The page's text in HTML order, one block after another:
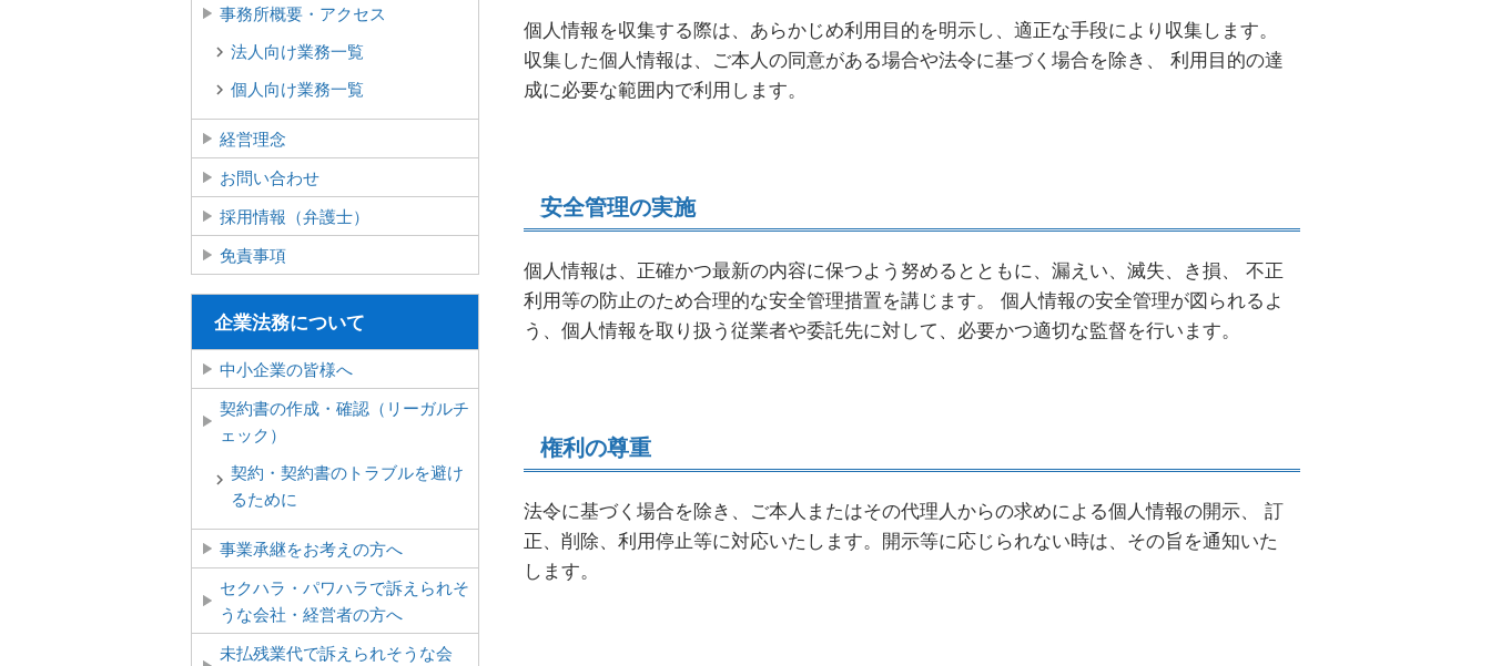
個人情報を収集する際は、あらかじめ利用目的を明示し、適正な手段により収集します。
収集した個人情報は、ご本人の同意がある場合や法令に基づく場合を除き、 利用目的の達
成に必要な範囲内で利用します。
安全管理の実施
個人情報は、正確かつ最新の内容に保つよう努めるとともに、漏えい、滅失、き損、 不正
利用等の防止のため合理的な安全管理措置を講じます。 個人情報の安全管理が図られるよ
う、個人情報を取り扱う従業者や委託先に対して、必要かつ適切な監督を行います。
権利の尊重
法令に基づく場合を除き、ご本人またはその代理人からの求めによる個人情報の開示、 訂
正、削除、利用停止等に対応いたします。開示等に応じられない時は、その旨を通知いた
します。
事務所概要・アクセス
法人向け業務一覧
個人向け業務一覧
経営理念
お問い合わせ
採用情報（弁護士）
免責事項
企業法務について
中小企業の皆様へ
契約書の作成・確認（リーガルチ
ェック）
契約・契約書のトラブルを避け
るために
事業承継をお考えの方へ
セクハラ・パワハラで訴えられそ
うな会社・経営者の方へ
未払残業代で訴えられそうな会